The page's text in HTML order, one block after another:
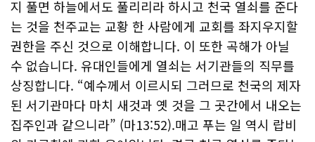
지 풀면 하늘에서도 풀리리라 하시고 천국 열쇠를 준다
는 것을 천주교는 교황 한 사람에게 교회를 좌지우지할
권한을 주신 것으로 이해합니다. 이 또한 곡해가 아닐
수 없습니다. 유대인들에게 열쇠는 서기관들의 직무를
상징합니다. “예수께서 이르시되 그러므로 천국의 제자
된 서기관마다 마치 새것과 옛 것을 그 곳간에서 내오는
집주인과 같으니라” (마13:52).매고 푸는 일 역시 랍비